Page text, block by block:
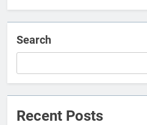
Search
Recent Posts